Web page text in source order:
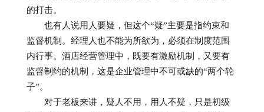
的打击。
也有人说用人要疑，但这个“疑”主要是指约束和
监督机制。经理人也不能为所欲为，必须在制度范围
内行事。酒店经营管理中，既要有激励机制，又要有
监督制约的机制，这是企业管理中不可或缺的“两个轮
子”。
对于老板来讲，疑人不用，用人不疑，只是初级